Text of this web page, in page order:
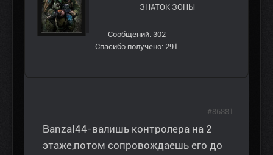
ЗНАТОК ЗОНЫ
Сообщений: 302
Спасибо получено: 291
BanzaI44-валишь контролера на 2
этаже,потом сопровождаешь его до
#86881